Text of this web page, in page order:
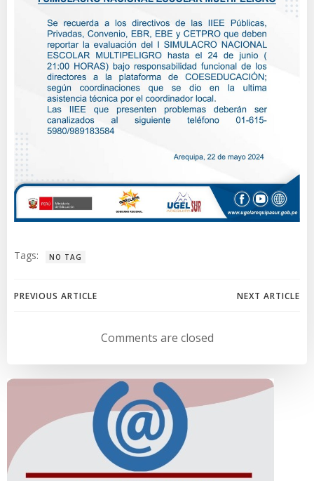
Tags: NO TAG
Navegación
entradas
PREVIOUS ARTICLE
Navegación
de
entradas
NEXT ARTICLE
Comments are closed